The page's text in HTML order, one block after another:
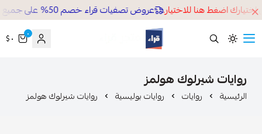
اضغط هنا للاختيار. عروض تصفيات قراء خصم 50% على جميع كتب موقعنا الالكتروني
قراء ٠ $
روايات شيرلوك هولمز
الرئيسية روايات روايات بوليسية روايات شيرلوك هولمز